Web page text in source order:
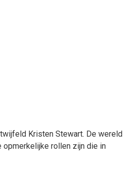
Kristen Stewart. De wereld
opmerkelijke rollen zijn die in